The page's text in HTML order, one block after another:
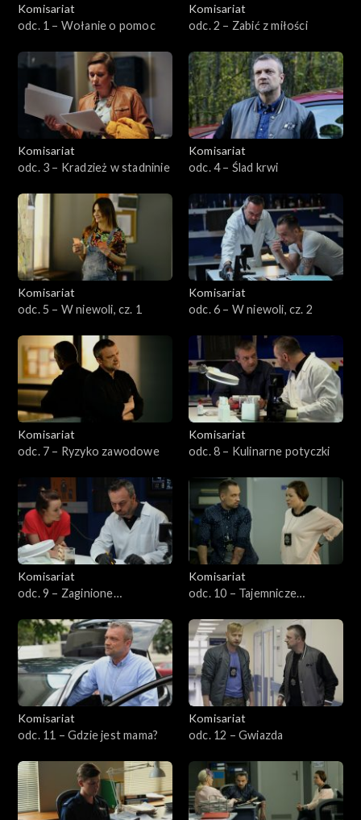
Komisariat
odc. 1 – Wołanie o pomoc
Komisariat
odc. 2 – Zabić z miłości
Komisariat
odc. 3 – Kradzież w stadninie
Komisariat
odc. 4 – Ślad krwi
Komisariat
odc. 5 – W niewoli, cz. 1
Komisariat
odc. 6 – W niewoli, cz. 2
Komisariat
odc. 7 – Ryzyko zawodowe
Komisariat
odc. 8 – Kulinarne potyczki
Komisariat
odc. 9 – Zaginione
Komisariat
odc. 10 – Tajemnicze
Komisariat
odc. 11 – Gdzie jest mama?
Komisariat
odc. 12 – Gwiazda